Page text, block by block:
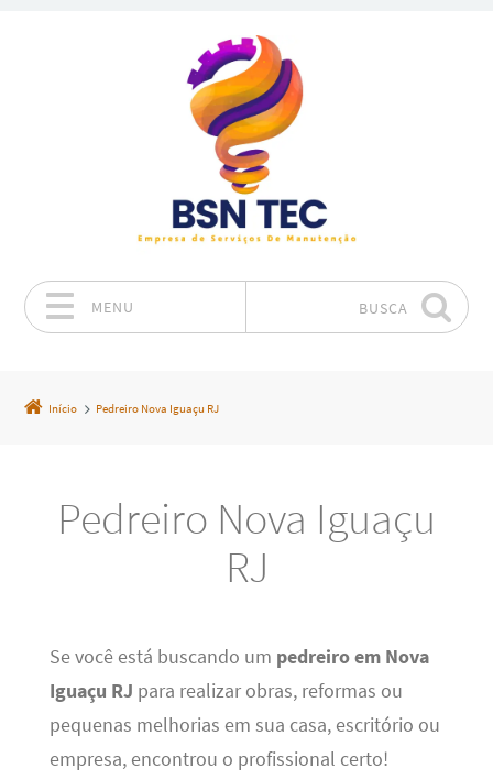
MENU BUSCA
Início Pedreiro Nova Iguaçu RJ
Pedreiro Nova Iguaçu
RJ
Se você está buscando um pedreiro em Nova
Iguaçu RJ para realizar obras, reformas ou
pequenas melhorias em sua casa, escritório ou
empresa, encontrou o profissional certo!